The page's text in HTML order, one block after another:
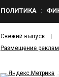
ПОЛИТИКА
Свежий выпуск
Размещение